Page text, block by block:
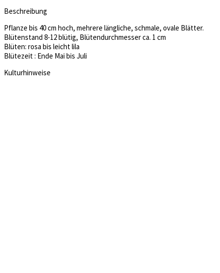
Beschreibung
Pflanze bis 40 cm hoch, mehrere längliche, schmale, ovale Blätter.
Blütenstand 8-12 blütig, Blütendurchmesser ca. 1 cm
Blüten: rosa bis leicht lila
Blütezeit : Ende Mai bis Juli
Kulturhinweise